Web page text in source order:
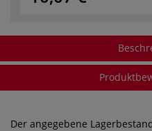
Der angegebene